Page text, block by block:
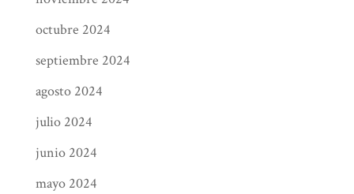
Causas comunes del
El agotamiento puede aparecer
rápidamente y aparentemente de la
nada. Sin embargo, hay factores
Asumir demasiadas
octubre 2024
septiembre 2024
agosto 2024
julio 2024
junio 2024
mayo 2024